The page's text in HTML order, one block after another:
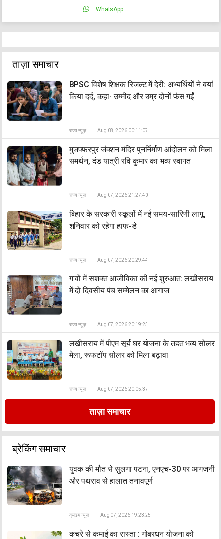
WhatsApp
ताज़ा समाचार
BPSC विशेष शिक्षक रिजल्ट में देरी: अभ्यर्थियों ने बयां
किया दर्द, कहा- उम्मीद और उम्र दोनों फंस गईं
राज्य न्यूज़ Aug 08, 2026 00:11:07
मुजफ्फरपुर जंक्शन मंदिर पुनर्निर्माण आंदोलन को मिला
समर्थन, दंड यात्री रवि कुमार का भव्य स्वागत
राज्य न्यूज़ Aug 07, 2026 21:27:40
बिहार के सरकारी स्कूलों में नई समय-सारिणी लागू,
शनिवार को रहेगा हाफ-डे
राज्य न्यूज़ Aug 07, 2026 20:29:44
​गांवों में सशक्त आजीविका की नई शुरुआत: लखीसराय
में दो दिवसीय पंच सम्मेलन का आगाज
राज्य न्यूज़ Aug 07, 2026 20:19:25
लखीसराय में पीएम सूर्य घर योजना के तहत भव्य सोलर
मेला, रूफटॉप सोलर को मिला बढ़ावा
राज्य न्यूज़ Aug 07, 2026 20:05:37
ताज़ा समाचार
ब्रेकिंग समाचार
युवक की मौत से सुलगा पटना, एनएच-30 पर आगजनी
और पथराव से हालात तनावपूर्ण
क्राइम न्यूज़ Aug 07, 2026 19:23:25
कचरे से कमाई का रास्ता : गोबरधन योजना को